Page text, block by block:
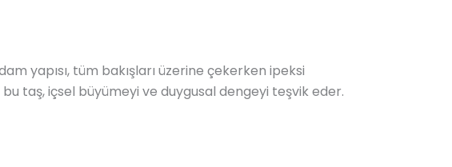
yapısı, tüm bakışları üzerine çekerken ipeksi
bu taş, içsel büyümeyi ve duygusal dengeyi teşvik eder.